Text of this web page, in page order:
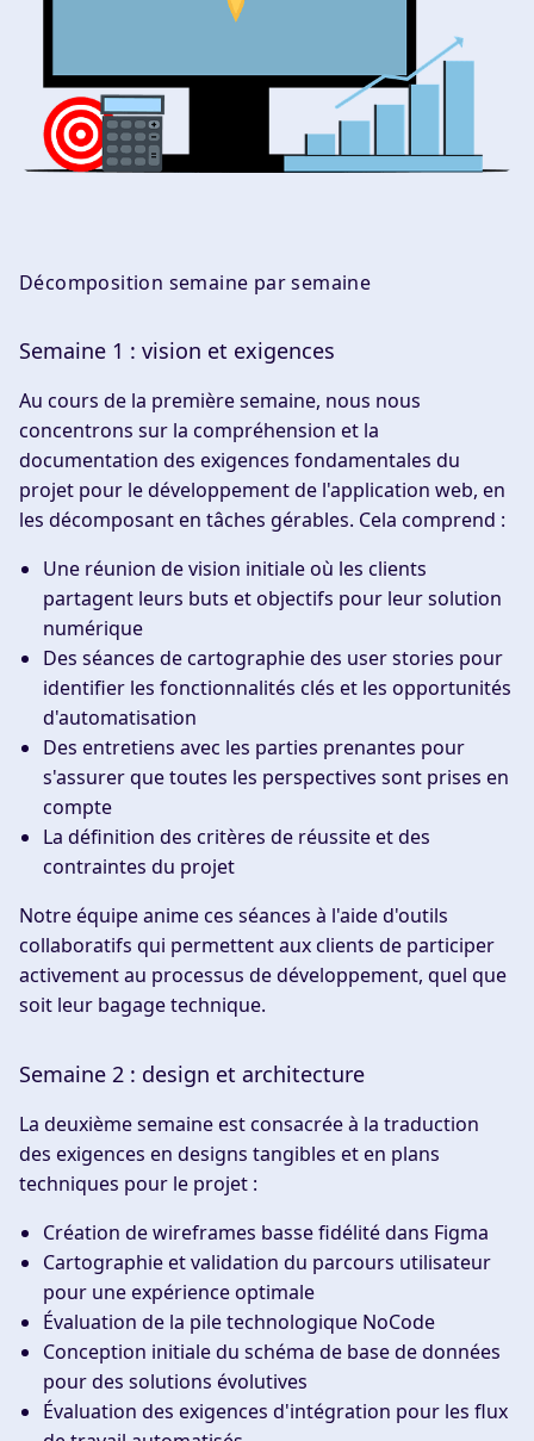
Décomposition semaine par semaine
Semaine 1 : vision et exigences
Au cours de la première semaine, nous nous
concentrons sur la compréhension et la
documentation des exigences fondamentales du
projet pour le développement de l'application web, en
les décomposant en tâches gérables. Cela comprend :
Une réunion de vision initiale où les clients
partagent leurs buts et objectifs pour leur solution
numérique
Des séances de cartographie des user stories pour
identifier les fonctionnalités clés et les opportunités
d'automatisation
Des entretiens avec les parties prenantes pour
s'assurer que toutes les perspectives sont prises en
compte
La définition des critères de réussite et des
contraintes du projet
Notre équipe anime ces séances à l'aide d'outils
collaboratifs qui permettent aux clients de participer
activement au processus de développement, quel que
soit leur bagage technique.
Semaine 2 : design et architecture
La deuxième semaine est consacrée à la traduction
des exigences en designs tangibles et en plans
techniques pour le projet :
Création de wireframes basse fidélité dans Figma
Cartographie et validation du parcours utilisateur
pour une expérience optimale
Évaluation de la pile technologique NoCode
Conception initiale du schéma de base de données
pour des solutions évolutives
Évaluation des exigences d'intégration pour les flux